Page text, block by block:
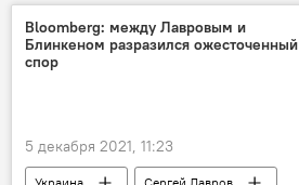
Bloomberg: между Лавровым и
Блинкеном разразился ожесточенный
спор
5 декабря 2021, 11:23